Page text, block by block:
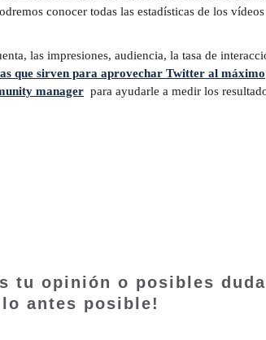
conocer todas las estadísticas de los vídeos
las impresiones, audiencia, la tasa de
que sirven para aprovechar Twitter al máximo
manager para ayudarle a medir los
tu opinión o posibles
antes posible!